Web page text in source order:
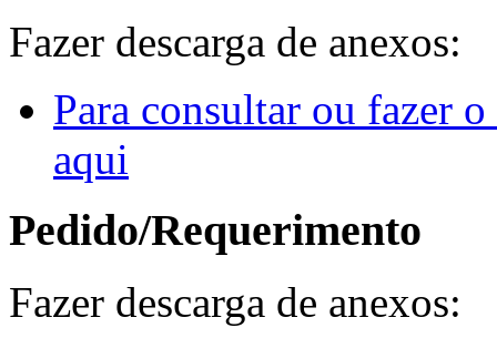
Fazer descarga de anexos:
Para consultar ou fazer
aqui
Pedido/Requerimento
Fazer descarga de anexos: